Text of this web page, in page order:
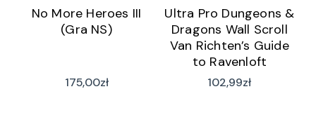
No More Heroes III
(Gra NS)
175,00zł
Ultra Pro Dungeons &
Dragons Wall Scroll
Van Richten’s Guide
to Ravenloft
102,99zł